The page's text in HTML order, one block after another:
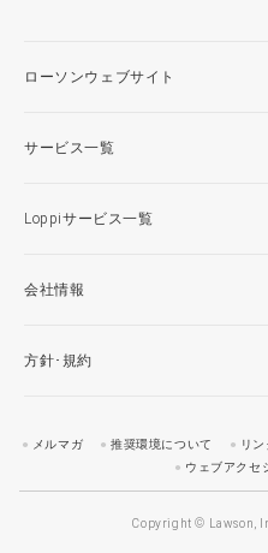
ローソンウェブサイト
サービス一覧
Loppiサービス一覧
会社情報
方針･規約
メルマガ 推奨環境について リ
ウェブアクセ
Copyright © Lawson,